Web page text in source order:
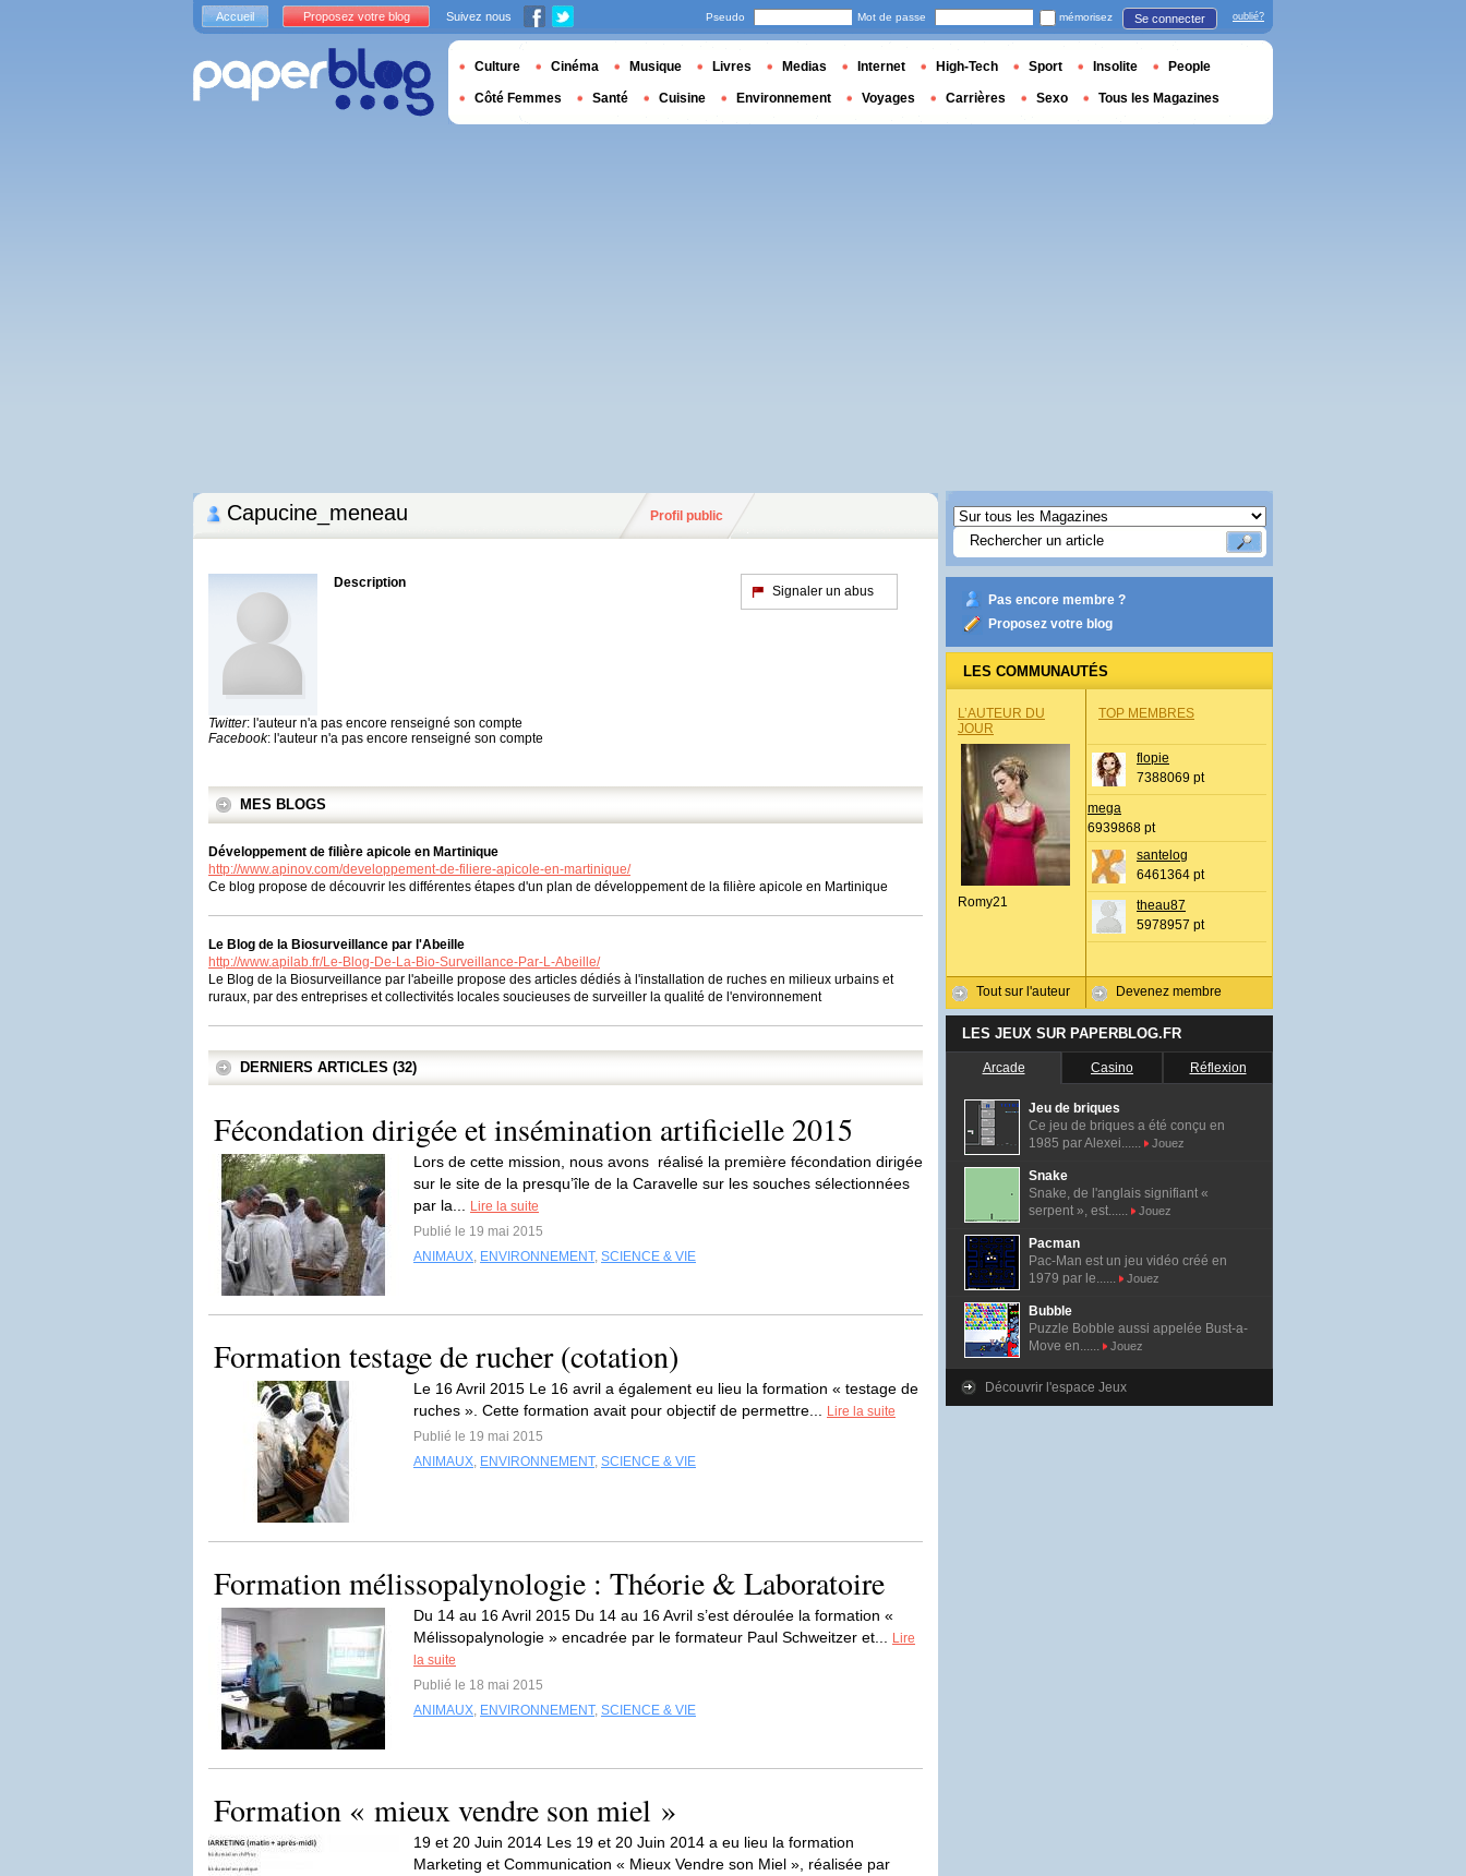
Capucine_meneau Profil public
Description
Twitter: l'auteur n'a pas encore renseigné son compte
Facebook: l'auteur n'a pas encore renseigné son compte
Signaler un abus
MES BLOGS
Développement de filière apicole en Martinique
http://www.apinov.com/developpement-de-filiere-apicole-en-martinique/
Ce blog propose de découvrir les différentes étapes d'un plan de développement de la filière apicole en Martinique
Le Blog de la Biosurveillance par l'Abeille
http://www.apilab.fr/Le-Blog-De-La-Bio-Surveillance-Par-L-Abeille/
Le Blog de la Biosurveillance par l'abeille propose des articles dédiés à l'installation de ruches en milieux urbains et
ruraux, par des entreprises et collectivités locales soucieuses de surveiller la qualité de l'environnement
DERNIERS ARTICLES (32)
Fécondation dirigée et insémination artificielle 2015
Lors de cette mission, nous avons réalisé la première fécondation dirigée
sur le site de la presqu’île de la Caravelle sur les souches sélectionnées
par la...
Lire la suite
Publié le 19 mai 2015
ANIMAUX, ENVIRONNEMENT, SCIENCE & VIE
Formation testage de rucher (cotation)
Le 16 Avril 2015 Le 16 avril a également eu lieu la formation « testage de
ruches ». Cette formation avait pour objectif de permettre...
Lire la suite
Publié le 19 mai 2015
ANIMAUX, ENVIRONNEMENT, SCIENCE & VIE
Formation mélissopalynologie : Théorie & Laboratoire
Du 14 au 16 Avril 2015 Du 14 au 16 Avril s’est déroulée la formation «
Mélissopalynologie » encadrée par le formateur Paul Schweitzer et...
Lire
la suite
Publié le 18 mai 2015
ANIMAUX, ENVIRONNEMENT, SCIENCE & VIE
Formation « mieux vendre son miel »
19 et 20 Juin 2014 Les 19 et 20 Juin 2014 a eu lieu la formation
Marketing et Communication « Mieux Vendre son Miel », réalisée par
Pas encore membre ?
Proposez votre blog
LES COMMUNAUTÉS
L’AUTEUR DU
JOUR
Romy21
Tout sur l'auteur
TOP MEMBRES
flopie
7388069 pt
mega
6939868 pt
santelog
6461364 pt
theau87
5978957 pt
Devenez membre
LES JEUX SUR PAPERBLOG.FR
Arcade Casino Réflexion
Jeu de briques
Ce jeu de briques a été conçu en
1985 par Alexei......
Jouez
Snake
Snake, de l'anglais signifiant «
serpent », est......
Jouez
Pacman
Pac-Man est un jeu vidéo créé en
1979 par le......
Jouez
Bubble
Puzzle Bobble aussi appelée Bust-a-
Move en......
Jouez
Découvrir l'espace Jeux
Accueil Proposez votre blog Suivez nous Pseudo Mot de passe mémorisez Se connecter oublié?
Culture Cinéma Musique Livres Medias Internet High-Tech Sport Insolite People
Côté Femmes Santé Cuisine Environnement Voyages Carrières Sexo Tous les Magazines